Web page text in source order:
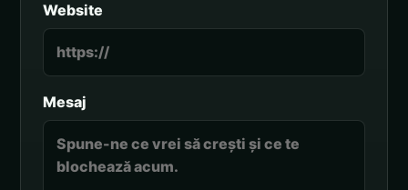
Website
Mesaj